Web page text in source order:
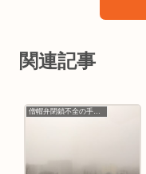
関連記事
僧帽弁閉鎖不全の手術入院